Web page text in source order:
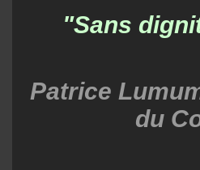
"Sans
Patrice
du